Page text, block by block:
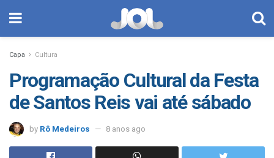
Capa Cultura
Programação Cultural da Festa
de Santos Reis vai até sábado
by Rô Medeiros 8 anos ago